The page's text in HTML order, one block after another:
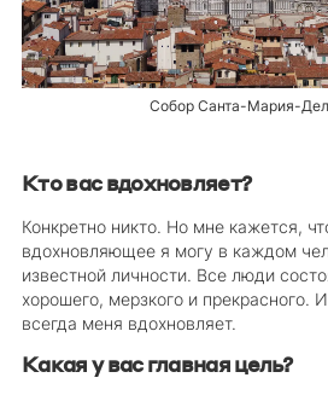
Собор Санта-Мария-
Кто вас вдохновляет?
Конкретно никто. Но мне кажется,
вдохновляющее я могу в каждом
известной личности. Все люди
хорошего, мерзкого и прекрасного.
всегда меня вдохновляет.
Какая у вас главная цель?